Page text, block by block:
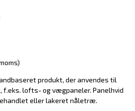
produkt, der anvendes til
lofts- og vægpaneler. Panelhvid
eller lakeret nåletræ.